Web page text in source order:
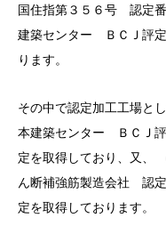
国住指第３５６号 認定
建築センター ＢＣＪ評
ります。
その中で認定加工工場と
本建築センター ＢＣＪ
定を取得しており、又、
ん断補強筋製造会社 認
定を取得しております。